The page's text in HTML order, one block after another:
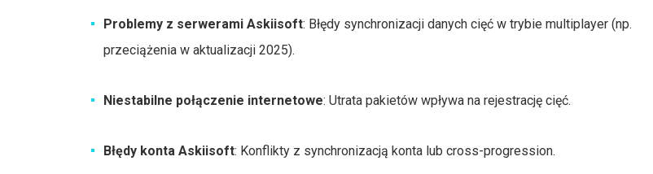
Problemy z serwerami Askiisoft: Błędy synchronizacji danych cięć w trybie multiplayer (np.
przeciążenia w aktualizacji 2025).
Niestabilne połączenie internetowe: Utrata pakietów wpływa na rejestrację cięć.
Błędy konta Askiisoft: Konflikty z synchronizacją konta lub cross-progression.